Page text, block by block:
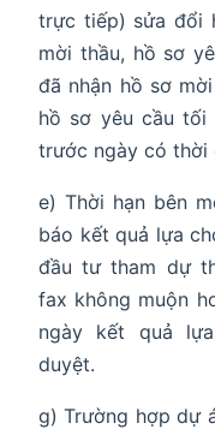
trực tiếp) sửa đổi
mời thầu, hồ sơ
đã nhận hồ sơ
hồ sơ yêu cầu
trước ngày có thời
e) Thời hạn bên
báo kết quả lựa
đầu tư tham dự
fax không muộn
ngày kết quả
duyệt.
g) Trường hợp dự